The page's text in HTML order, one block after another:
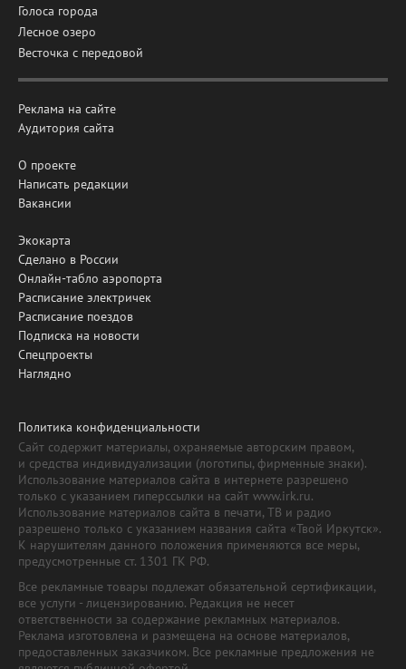
Голоса города
Лесное озеро
Весточка с передовой
Реклама на сайте
Аудитория сайта
О проекте
Написать редакции
Вакансии
Экокарта
Сделано в России
Онлайн-табло аэропорта
Расписание электричек
Расписание поездов
Подписка на новости
Спецпроекты
Наглядно
Политика конфиденциальности
Сайт содержит материалы, охраняемые авторским правом,
и средства индивидуализации (логотипы, фирменные знаки).
Использование материалов сайта в интернете разрешено
только с указанием гиперссылки на сайт www.irk.ru.
Использование материалов сайта в печати, ТВ и радио
разрешено только с указанием названия сайта «Твой Иркутск».
К нарушителям данного положения применяются все меры,
предусмотренные ст. 1301 ГК РФ.
Все рекламные товары подлежат обязательной сертификации,
все услуги - лицензированию. Редакция не несет
ответственности за содержание рекламных материалов.
Реклама изготовлена и размещена на основе материалов,
предоставленных заказчиком. Все рекламные предложения не